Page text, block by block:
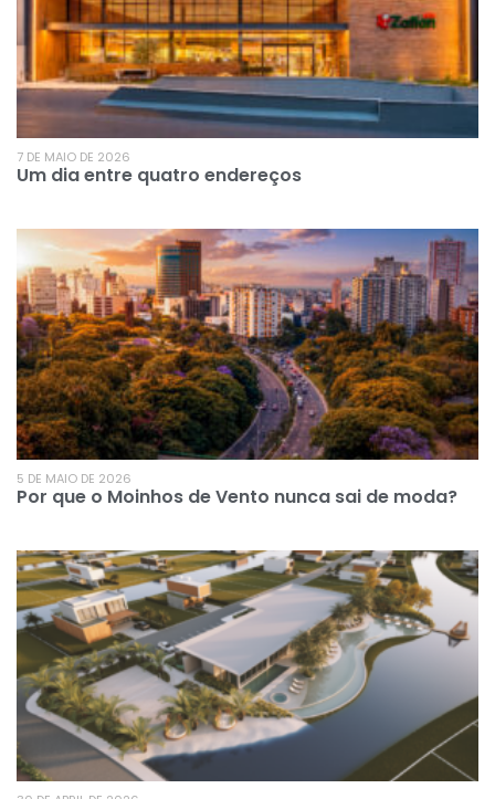
7 DE MAIO DE 2026
Um dia entre quatro endereços
5 DE MAIO DE 2026
Por que o Moinhos de Vento nunca sai de moda?